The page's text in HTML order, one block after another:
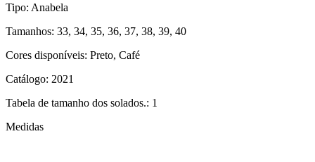
Tipo: Anabela
Tamanhos: 33, 34, 35, 36, 37, 38, 39, 40
Cores disponíveis: Preto, Café
Catálogo: 2021
Tabela de tamanho dos solados.: 1
Medidas